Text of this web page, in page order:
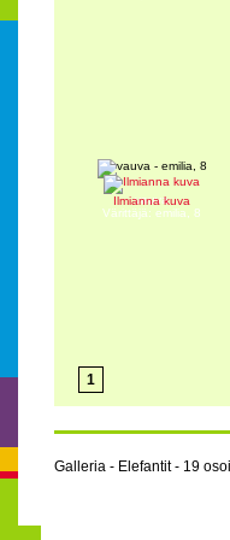
Ilmianna kuva
vauva
Värittäjä: emilia, 8
1
Galleria - Elefantit - 19